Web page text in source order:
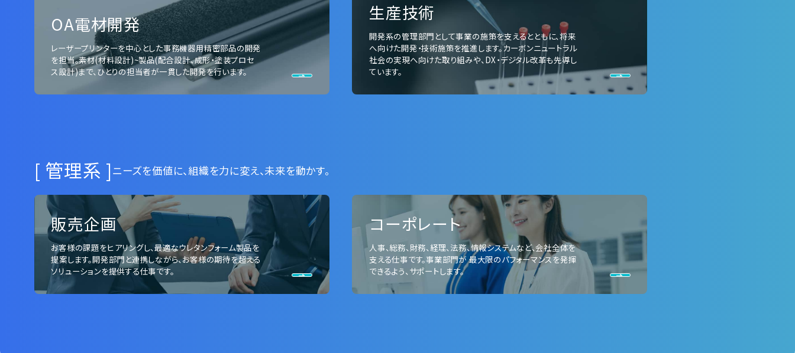
OA電材開発
レーザープリンターを中心とした事務機器用精密部品の開発
を担当。素材(材料設計)~製品(配合設計、成形・塗装プロセ
ス設計)まで、ひとりの担当者が一貫した開発を行います。
生産技術
開発系の管理部門として事業の施策を支えるとともに、将来
へ向けた開発・技術施策を推進します。カーボンニュートラル
社会の実現へ向けた取り組みや、DX・デジタル改革も先導し
ています。
[ 管理系 ]ニーズを価値に、組織を力に変え、未来を動かす。
販売企画
お客様の課題をヒアリングし、最適なウレタンフォーム製品を
提案します。開発部⾨と連携しながら、お客様の期待を超える
ソリューションを提供する仕事です。
コーポレート
⼈事、総務、財務、経理、法務、情報システムなど、会社全体を
⽀える仕事です。事業部⾨が 最⼤限のパフォーマンスを発揮
できるよう、サポートします。